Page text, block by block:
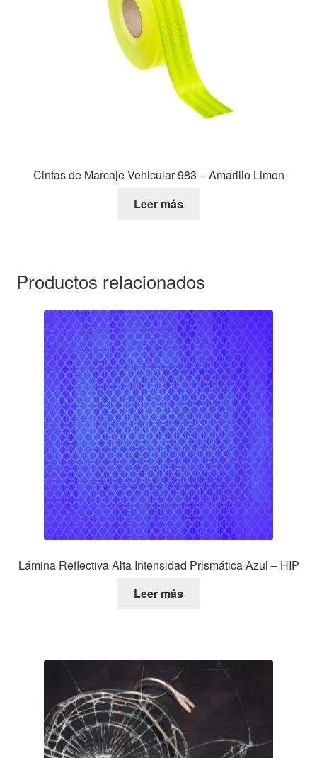
Cintas de Marcaje Vehicular 983 – Amarillo Limon
Leer más
Productos relacionados
Lámina Reflectiva Alta Intensidad Prismática Azul – HIP
Leer más